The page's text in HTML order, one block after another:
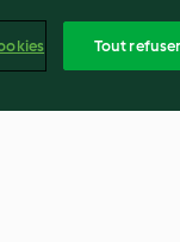
Tout refuser